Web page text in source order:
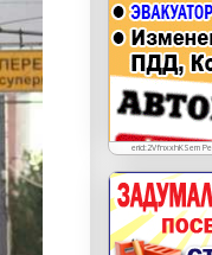
erid:2VfnxxhKSem